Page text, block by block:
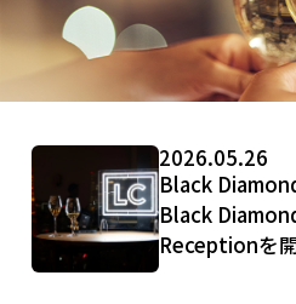
2026.05.26
Black
Black
Receptionを